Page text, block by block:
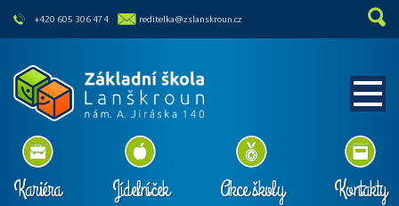
skip to main content
+420 605 306 474 reditelka@zslanskroun.cz
Kariéra Jídelníček Akce školy Kontakty